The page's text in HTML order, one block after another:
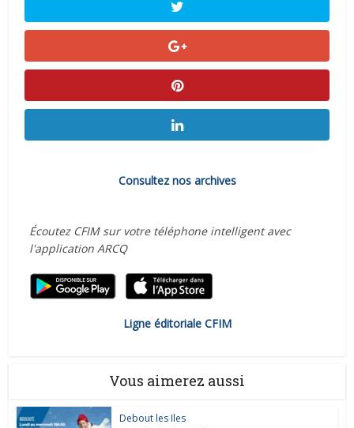
Consultez nos archives
Écoutez CFIM sur votre téléphone intelligent avec
l'application ARCQ
Ligne éditoriale CFIM
Vous aimerez aussi
Debout les Iles